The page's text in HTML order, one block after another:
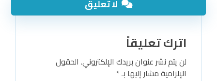
لا تعليق
اترك تعليقاً
لن يتم نشر عنوان بريدك الإلكتروني. الحقول
الإلزامية مشار إليها بـ*